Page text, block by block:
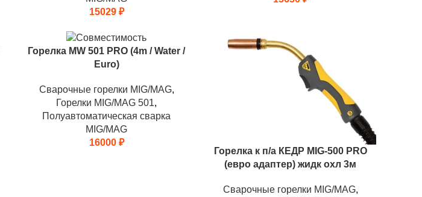
15029 ₽
Горелка MW 501 PRO (4m / Water /
Euro)
Сварочные горелки MIG/MAG,
Горелки MIG/MAG 501,
Полуавтоматическая сварка
MIG/MAG
16000 ₽
Горелка к п/а КЕДР MIG-500 PRO
(евро адаптер) жидк охл 3м
Сварочные горелки MIG/MAG,